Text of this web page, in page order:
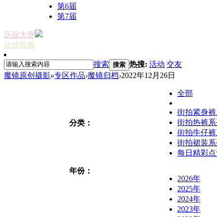
第6届
第7届
历届大赛
在线视频
搜索 搜索 热搜: 活动 交友
魔镜原创摄影»专区作品›魔镜归档›2022年12月26日
分类：
全部
街拍紧身裤
街拍热裤系
街拍牛仔裤
街拍裙装系
每日精彩
年份：
2026年
2025年
2024年
2023年